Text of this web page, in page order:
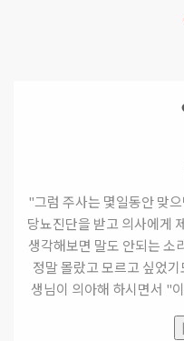
"그럼 주사는 몇일동안 맞
당뇨진단을 받고 의사에게
생각해보면 말도 안되는 소
정말 몰랐고 모르고 싶었
생님이 의아해 하시면서 "